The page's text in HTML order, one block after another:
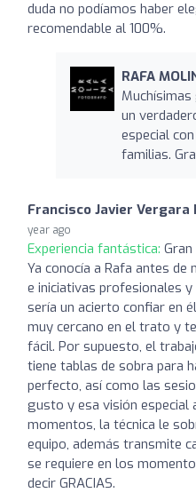
duda no podíamos haber
recomendable al 100%.
RAFA
un
especial
familias.
Francisco Javier Vergara
year ago
Experiencia fantástica:
Ya conocía a Rafa antes
e iniciativas profesionales y
sería un acierto confiar en
muy cercano en el trato y
fácil. Por supuesto, el
tiene tablas de sobra para
perfecto, así como las
gusto y esa visión especial
momentos, la técnica le
equipo, además transmite
se requiere en los
decir GRACIAS.